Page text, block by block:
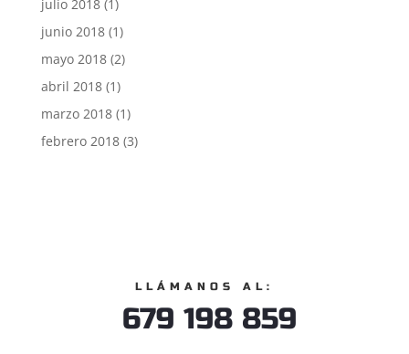
julio 2018(1)
junio 2018(1)
mayo 2018(2)
abril 2018(1)
marzo 2018(1)
febrero 2018(3)
LLÁMANOS AL:
679 198 859